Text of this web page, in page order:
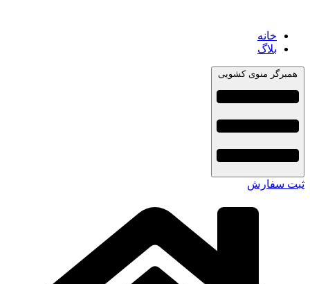
خانه
بلاگ
همبرگر منوی کشویی
ثبت سفارش